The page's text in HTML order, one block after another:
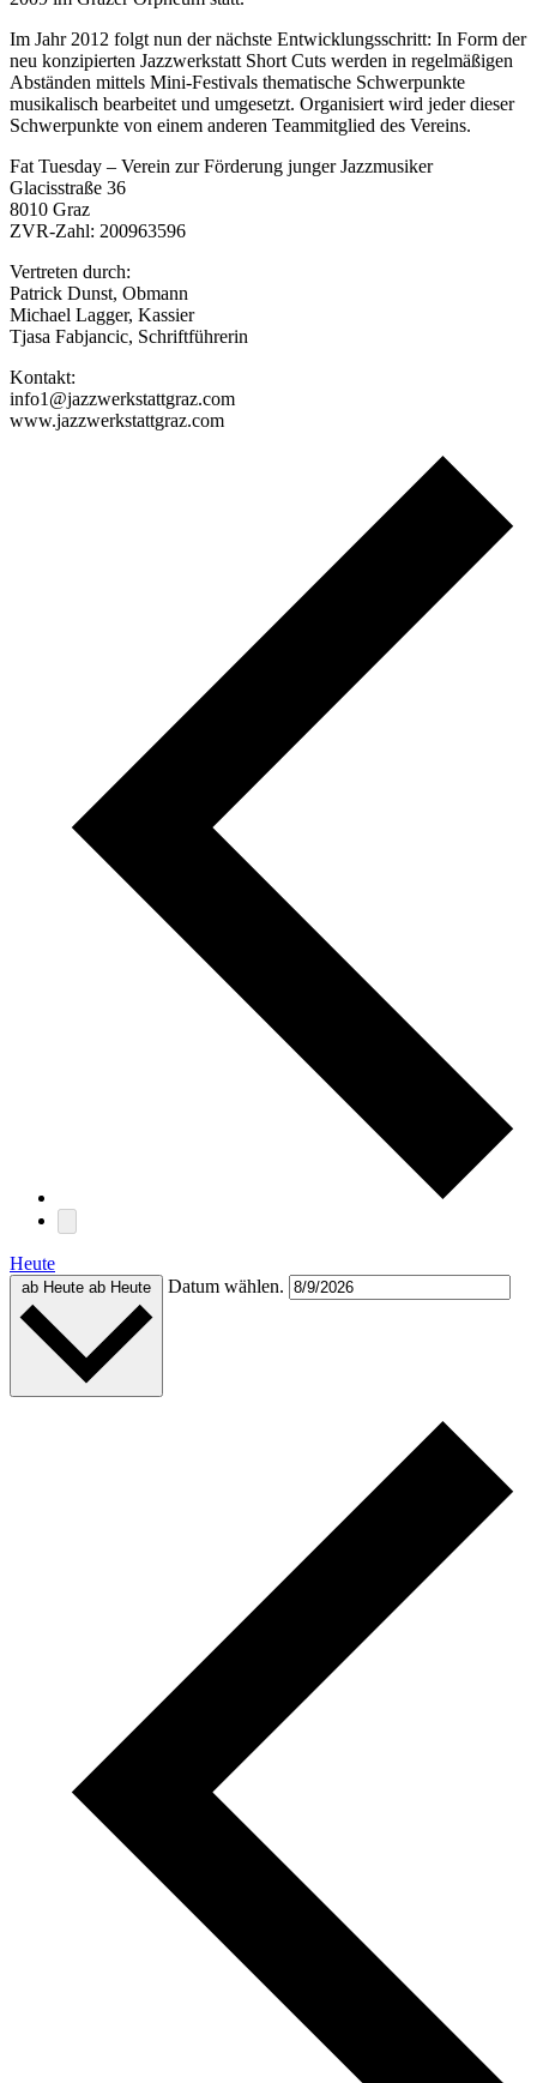
Im Jahr 2012 folgt nun der nächste Entwicklungsschritt: In Form der
neu konzipierten Jazzwerkstatt Short Cuts werden in regelmäßigen
Abständen mittels Mini-Festivals thematische Schwerpunkte
musikalisch bearbeitet und umgesetzt. Organisiert wird jeder dieser
Schwerpunkte von einem anderen Teammitglied des Vereins.
Fat Tuesday – Verein zur Förderung junger Jazzmusiker
Glacisstraße 36
8010 Graz
ZVR-Zahl: 200963596
Vertreten durch:
Patrick Dunst, Obmann
Michael Lagger, Kassier
Tjasa Fabjancic, Schriftführerin
Kontakt:
info1@jazzwerkstattgraz.com
www.jazzwerkstattgraz.com
Heute
ab Heute ab Heute Datum wählen.